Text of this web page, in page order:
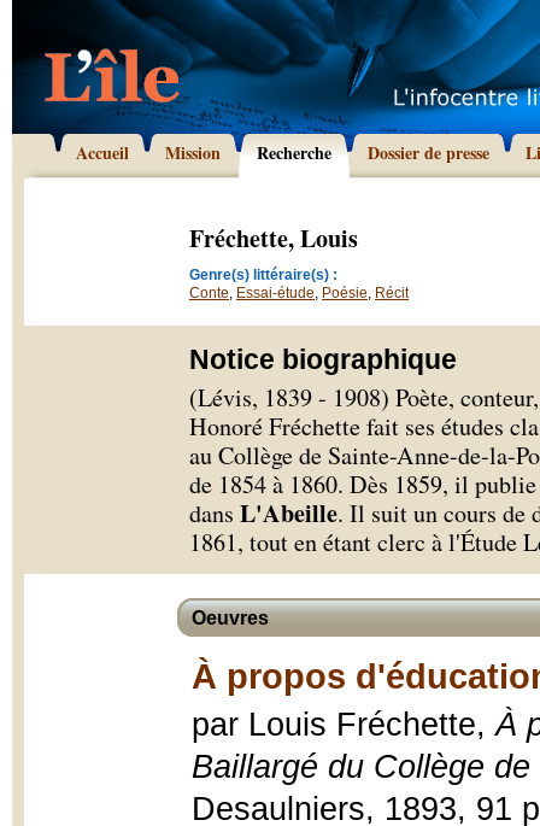
Accueil Mission Recherche Dossier de presse
Fréchette, Louis
Genre(s) littéraire(s) :
Conte, Essai-étude, Poésie, Récit
Notice biographique
(Lévis, 1839 - 1908) Poète,
Honoré Fréchette fait ses études
au Collège de Sainte-Anne-de-la-
de 1854 à 1860. Dès 1859, il
dans L'Abeille. Il suit un cours de
1861, tout en étant clerc à l'Étude
Oeuvres
À propos
par Louis Fréchette,À
Baillargé du Collège
Desaulniers, 1893, 91